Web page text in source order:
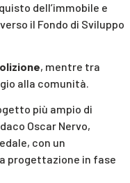
dell’immobile e
il Fondo di Sviluppo
, mentre tra
alla comunità.
più ampio di
Oscar Nervo,
, con un
progettazione in fase